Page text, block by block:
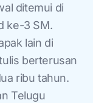
ditemui di
ke-3 SM.
lain di
berterusan
ribu tahun.
Telugu